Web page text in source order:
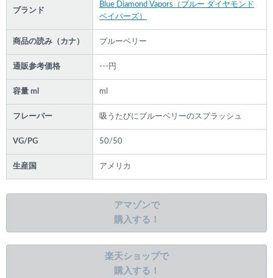
ブランド
Blue Diamond Vapors（ブルー ダイヤモンド
ベイパーズ）
商品の読み（カナ） ブルーベリー
通販参考価格 ---円
容量 ml ml
フレーバー 吸うたびにブルーベリーのスプラッシュ
VG/PG 50/50
生産国 アメリカ
アマゾンで
購入する！
楽天ショップで
購入する！